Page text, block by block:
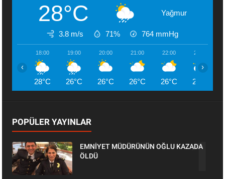
28°C Yağmur
3.8 m/s 71% 764 mmHg
18:00
28°C
19:00
26°C
20:00
26°C
21:00
26°C
22:00
26°C
23:00
26°C
‹ ›
POPÜLER YAYINLAR
EMNİYET MÜDÜRÜNÜN OĞLU KAZADA
ÖLDÜ